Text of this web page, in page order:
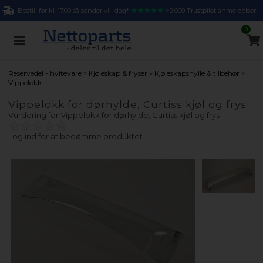
Bestill før kl. 17.00 så sender vi i dag* >2.000 Trustpilot anmeldelser
0
Reservedel - hvitevare » Kjøleskap & fryser » Kjøleskapshylle & tilbehør »
Vippelokk
Vippelokk for dørhylde, Curtiss kjøl og frys
Vurdering forVippelokk for dørhylde, Curtiss kjøl og frys
Log ind for at bedømme produktet